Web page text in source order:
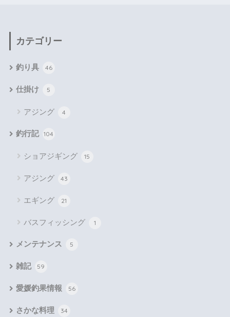
カテゴリー
釣り具 46
仕掛け 5
アジング 4
釣行記 104
ショアジギング 15
アジング 43
エギング 21
バスフィッシング 1
メンテナンス 5
雑記 59
愛媛釣果情報 56
さかな料理 34